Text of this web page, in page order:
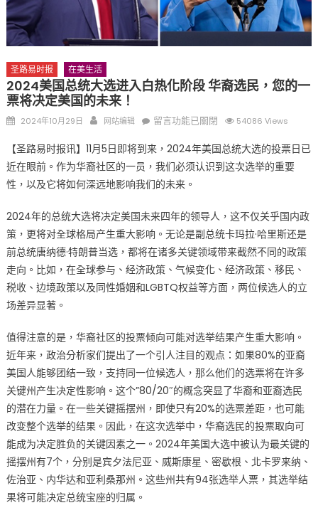
圣路易时报 在美生活
2024美国总统大选进入白热化阶段 华裔选民，您的一
票将决定美国的未来！
Posted
2024年10月29日 Author
网站编辑
在
美
国
总
大
选
进
入
白
阶
段
华
裔
选
民，
您
的
一
票
留言功能已關閉 54086 Views
【圣路易时报讯】11月5日即将到来，2024年美国总统大选的投票日已
近在眼前。作为华裔社区的一员，我们必须认识到这次选举的重要
性，以及它将如何深远地影响我们的未来。
2024年的总统大选将决定美国未来四年的领导人，这不仅关乎国内政
策，更将对全球格局产生重大影响。无论是副总统卡玛拉·哈里斯还是
前总统唐纳德·特朗普当选，都将在诸多关键领域带来截然不同的政策
走向。比如，在全球参与、经济政策、气候变化、经济政策、移民、
税收、边境政策以及同性婚姻和LGBTQ权益等方面，两位候选人的立
场差异显著。
值得注意的是，华裔社区的投票倾向可能对选举结果产生重大影响。
近年来，政治分析家们提出了一个引人注目的观点：如果80%的亚裔
美国人能够团结一致，支持同一位候选人，那么他们的选票将在许多
关键州产生决定性影响。这个”80/20″的概念突显了华裔和亚裔选民
的潜在力量。在一些关键摇摆州，即使只有20%的选票差距，也可能
改变整个选举的结果。因此，在这次选举中，华裔选民的投票取向可
能成为决定胜负的关键因素之一。2024年美国大选中被认为最关键的
摇摆州有7个，分别是宾夕法尼亚、威斯康星、密歇根、北卡罗来纳、
佐治亚、内华达和亚利桑那州。这些州共有94张选举人票，其选举结
果将可能决定总统宝座的归属。